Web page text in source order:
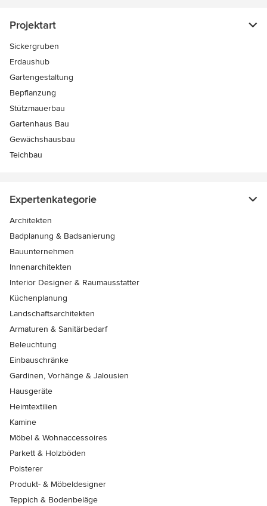
Projektart
Sickergruben
Erdaushub
Gartengestaltung
Bepflanzung
Stützmauerbau
Gartenhaus Bau
Gewächshausbau
Teichbau
Expertenkategorie
Architekten
Badplanung & Badsanierung
Bauunternehmen
Innenarchitekten
Interior Designer & Raumausstatter
Küchenplanung
Landschaftsarchitekten
Armaturen & Sanitärbedarf
Beleuchtung
Einbauschränke
Gardinen, Vorhänge & Jalousien
Hausgeräte
Heimtextilien
Kamine
Möbel & Wohnaccessoires
Parkett & Holzböden
Polsterer
Produkt- & Möbeldesigner
Teppich & Bodenbeläge